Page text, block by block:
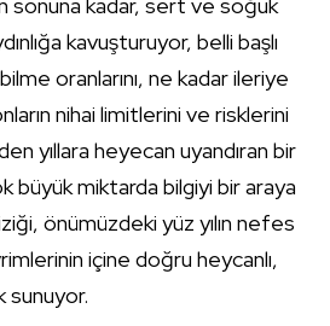
kavuşturuyor, belli başlı
oranlarını, ne kadar ileriye
nihai limitlerini ve risklerini
yıllara heyecan uyandıran bir
büyük miktarda bilgiyi bir araya
önümüzdeki yüz yılın nefes
içine doğru heycanlı,
sunuyor.